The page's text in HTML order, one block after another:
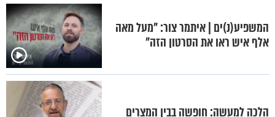
המשפיע(נ)ים | איתמר צור: "מעל מאה
אלף איש ראו את הסרטון הזה"
הלכה למעשה: חופשה בבין המצרים